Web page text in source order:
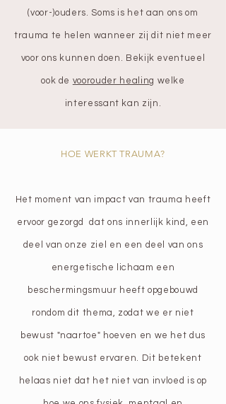
(voor-)ouders. Soms is het aan ons om
trauma te helen wanneer zij dit niet meer
voor ons kunnen doen. Bekijk eventueel
ook de voorouder healing welke
interessant kan zijn.
HOE WERKT TRAUMA?
Het moment van impact van trauma heeft
ervoor gezorgd dat ons innerlijk kind, een
deel van onze ziel en een deel van ons
energetische lichaam een
beschermingsmuur heeft opgebouwd
rondom dit thema, zodat we er niet
bewust "naartoe" hoeven en we het dus
ook niet bewust ervaren. Dit betekent
helaas niet dat het niet van invloed is op